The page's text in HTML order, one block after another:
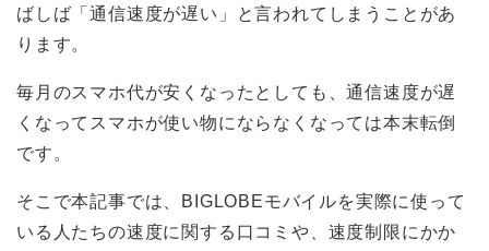
ばしば「通信速度が遅い」と言われてしまうことがあ
ります。
毎月のスマホ代が安くなったとしても、通信速度が遅
くなってスマホが使い物にならなくなっては本末転倒
です。
そこで本記事では、BIGLOBEモバイルを実際に使って
いる人たちの速度に関する口コミや、速度制限にかか